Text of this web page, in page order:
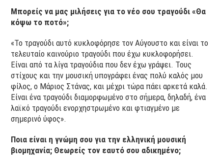
Μπορείς να μας μιλήσεις για το νέο σου τραγούδι «Θα
κόψω το ποτό»;
«Το τραγούδι αυτό κυκλοφόρησε τον Αύγουστο και είναι το
τελευταίο καινούριο τραγούδι που έχω κυκλοφορήσει.
Είναι από τα λίγα τραγούδια που δεν έχω γράψει. Τους
στίχους και την μουσική υπογράφει ένας πολύ καλός μου
φίλος, ο Μάριος Στάνας, και μέχρι τώρα πάει αρκετά καλά.
Είναι ένα τραγούδι διαμορφωμένο στο σήμερα, δηλαδή, ένα
λαϊκό τραγούδι ενορχηστρωμένο και φτιαγμένο με
σημερινό ύφος».
Ποια είναι η γνώμη σου για την ελληνική μουσική
βιομηχανία; Θεωρείς τον εαυτό σου αδικημένο;